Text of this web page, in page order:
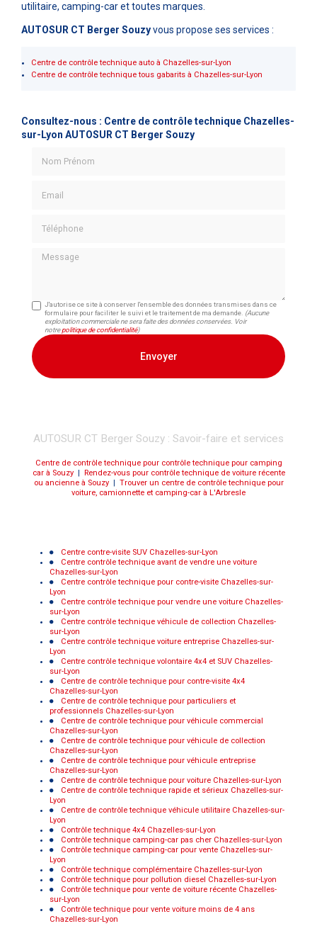
utilitaire, camping-car et toutes marques.
AUTOSUR CT Berger Souzyvous propose ses services :
Centre de contrôle technique auto à Chazelles-sur-Lyon
Centre de contrôle technique tous gabarits à Chazelles-sur-Lyon
Consultez-nous : Centre de contrôle technique Chazelles-
sur-Lyon AUTOSUR CT Berger Souzy
Message
J'autorise ce site à conserver l'ensemble des données transmises dans ce
formulaire pour faciliter le suivi et le traitement de ma demande. (Aucune
exploitation commerciale ne sera faite des données conservées. Voir
notrepolitique de confidentialité)
AUTOSUR CT Berger Souzy : Savoir-faire et services
Centre de contrôle technique pour contrôle technique pour camping
car à Souzy| Rendez-vous pour contrôle technique de voiture récente
ou ancienne à Souzy| Trouver un centre de contrôle technique pour
voiture, camionnette et camping-car à L'Arbresle
Centre contre-visite SUV Chazelles-sur-Lyon
Centre contrôle technique avant de vendre une voiture
Chazelles-sur-Lyon
Centre contrôle technique pour contre-visite Chazelles-sur-
Lyon
Centre contrôle technique pour vendre une voiture Chazelles-
sur-Lyon
Centre contrôle technique véhicule de collection Chazelles-
sur-Lyon
Centre contrôle technique voiture entreprise Chazelles-sur-
Lyon
Centre contrôle technique volontaire 4x4 et SUV Chazelles-
sur-Lyon
Centre de contrôle technique pour contre-visite 4x4
Chazelles-sur-Lyon
Centre de contrôle technique pour particuliers et
professionnels Chazelles-sur-Lyon
Centre de contrôle technique pour véhicule commercial
Chazelles-sur-Lyon
Centre de contrôle technique pour véhicule de collection
Chazelles-sur-Lyon
Centre de contrôle technique pour véhicule entreprise
Chazelles-sur-Lyon
Centre de contrôle technique pour voiture Chazelles-sur-Lyon
Centre de contrôle technique rapide et sérieux Chazelles-sur-
Lyon
Centre de contrôle technique véhicule utilitaire Chazelles-sur-
Lyon
Contrôle technique 4x4 Chazelles-sur-Lyon
Contrôle technique camping-car pas cher Chazelles-sur-Lyon
Contrôle technique camping-car pour vente Chazelles-sur-
Lyon
Contrôle technique complémentaire Chazelles-sur-Lyon
Contrôle technique pour pollution diesel Chazelles-sur-Lyon
Contrôle technique pour vente de voiture récente Chazelles-
sur-Lyon
Contrôle technique pour vente voiture moins de 4 ans
Chazelles-sur-Lyon